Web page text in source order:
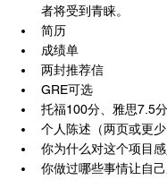
者将受到青睐。
简历
成绩单
两封推荐信
GRE可选
托福100分、雅思7.5
个人陈述（两页或更少
你为什么对这个项目感
你做过哪些事情让自